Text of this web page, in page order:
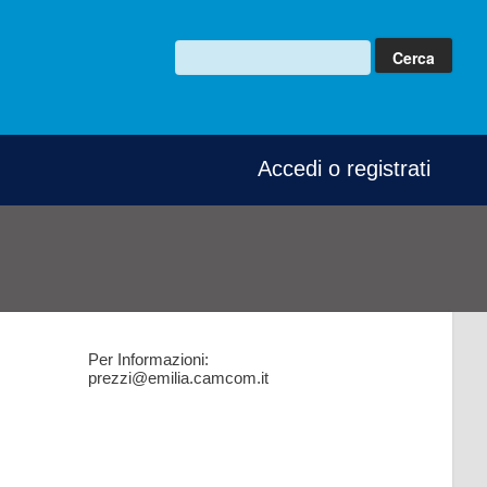
Accedi o registrati
Per Informazioni:
prezzi@emilia.camcom.it